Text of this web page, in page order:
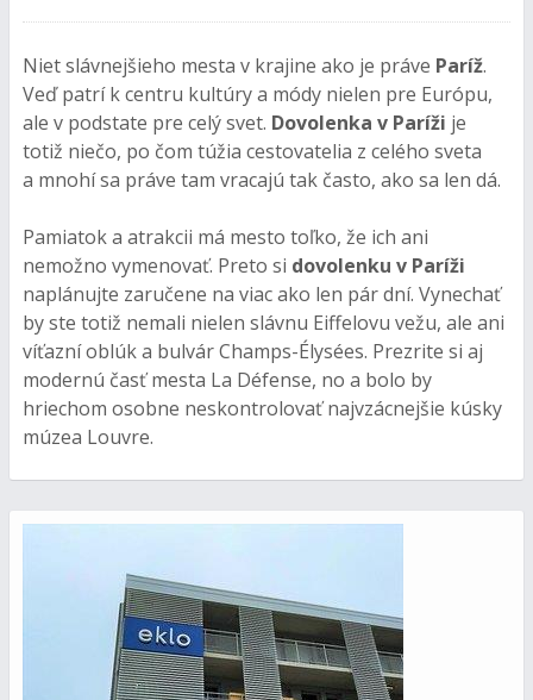
Niet slávnejšieho mesta v krajine ako je práve Paríž.
Veď patrí k centru kultúry a módy nielen pre Európu,
ale v podstate pre celý svet. Dovolenka v Paríži je
totiž niečo, po čom túžia cestovatelia z celého sveta
a mnohí sa práve tam vracajú tak často, ako sa len dá.
Pamiatok a atrakcii má mesto toľko, že ich ani
nemožno vymenovať. Preto si dovolenku v Paríži
naplánujte zaručene na viac ako len pár dní. Vynechať
by ste totiž nemali nielen slávnu Eiffelovu vežu, ale ani
víťazní oblúk a bulvár Champs-Élysées. Prezrite si aj
modernú časť mesta La Défense, no a bolo by
hriechom osobne neskontrolovať najvzácnejšie kúsky
múzea Louvre.